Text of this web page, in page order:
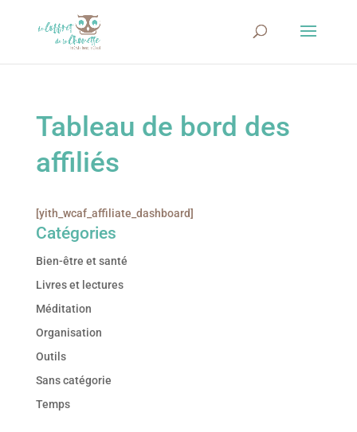
Tableau de bord des
affiliés
[yith_wcaf_affiliate_dashboard]
Catégories
Bien-être et santé
Livres et lectures
Méditation
Organisation
Outils
Sans catégorie
Temps